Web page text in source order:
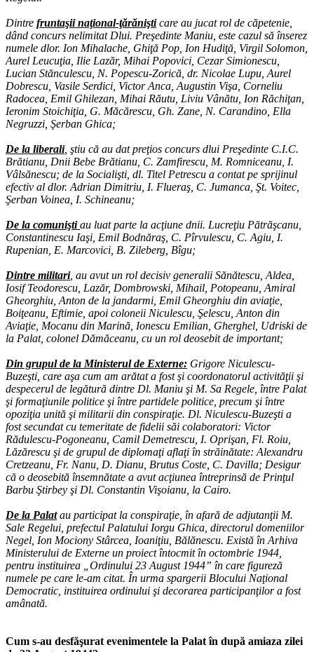
Dintre fruntaşii naţional-ţărănişticare au jucat rol de căpetenie,
dând concurs nelimitat Dlui. Preşedinte Maniu, este cazul să înserez
numele dlor. Ion Mihalache, Ghiţă Pop, Ion Hudiţă, Virgil Solomon,
Aurel Leucuţia, Ilie Lazăr, Mihai Popovici, Cezar Simionescu,
Lucian Stănculescu, N. Popescu-Zorică, dr. Nicolae Lupu, Aurel
Dobrescu, Vasile Serdici, Victor Anca, Augustin Vişa, Corneliu
Radocea, Emil Ghilezan, Mihai Răutu, Liviu Vânătu, Ion Răchiţan,
Ieronim Stoichiţia, G. Măcărescu, Gh. Zane, N. Carandino, Ella
Negruzzi, Şerban Ghica;
De la liberali, ştiu că au dat preţios concurs dlui Preşedinte C.I.C.
Brătianu, Dnii Bebe Brătianu, C. Zamfirescu, M. Romniceanu, I.
Vâlsănescu; de la Socialişti, dl. Titel Petrescu a contat pe sprijinul
efectiv al dlor. Adrian Dimitriu, I. Flueraş, C. Jumanca, Şt. Voitec,
Şerban Voinea, I. Schineanu;
De la comuniştiau luat parte la acţiune dnii. Lucreţiu Pătrăşcanu,
Constantinescu Iaşi, Emil Bodnăraş, C. Pîrvulescu, C. Agiu, I.
Rupenian, E. Marcovici, B. Zileberg, Bîgu;
Dintre militari, au avut un rol decisiv generalii Sănătescu, Aldea,
Iosif Teodorescu, Lazăr, Dombrowski, Mihail, Potopeanu, Amiral
Gheorghiu, Anton de la jandarmi, Emil Gheorghiu din aviaţie,
Boiţeanu, Eftimie, apoi coloneii Niculescu, Şelescu, Anton din
Aviaţie, Mocanu din Marină, Ionescu Emilian, Gherghel, Udriski de
la Palat, colonel Dămăceanu, cu un rol deosebit de important;
Din grupul de la Ministerul de Externe: Grigore Niculescu-
Buzeşti, care aşa cum am arătat a fost şi coordonatorul activităţii şi
despecerul de legătură dintre Dl. Maniu şi M. Sa Regele, între Palat
şi formaţiunile politice şi între partidele politice, precum şi între
opoziţia unită şi militarii din conspiraţie. Dl. Niculescu-Buzeşti a
fost secundat cu temeritate de fidelii săi colaboratori: Victor
Rădulescu-Pogoneanu, Camil Demetrescu, I. Oprişan, Fl. Roiu,
Lăzărescu şi de grupul de diplomaţi aflaţi în străinătate: Alexandru
Cretzeanu, Fr. Nanu, D. Dianu, Brutus Coste, C. Davilla; Desigur
că o deosebită însemnătate a avut acţiunea întreprinsă de Prinţul
Barbu Ştirbey şi Dl. Constantin Vişoianu, la Cairo.
De la Palatau participat la conspiraţie, în afară de adjutanţii M.
Sale Regelui, prefectul Palatului Iorgu Ghica, directorul domeniilor
Negel, Ion Mociony Stârcea, Ioaniţiu, Bălănescu. Există în Arhiva
Ministerului de Externe un proiect întocmit în octombrie 1944,
pentru instituirea „Ordinului 23 August 1944” în care figureză
numele pe care le-am citat. În urma spargerii Blocului Naţional
Democratic, instituirea ordinului şi decorarea participanţilor a fost
amânată.
Cum s-au desfăşurat evenimentele la Palat în după amiaza zilei